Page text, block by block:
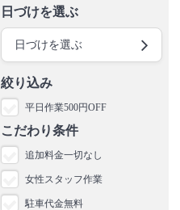
日づけを選ぶ
日づけを選ぶ
絞り込み
平日作業500円OFF
こだわり条件
追加料金一切なし
女性スタッフ作業
駐車代金無料